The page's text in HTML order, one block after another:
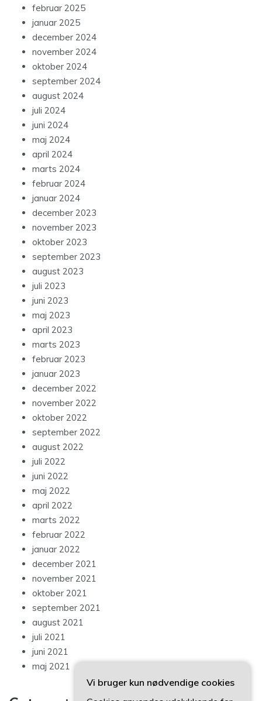
februar 2025
januar 2025
december 2024
november 2024
oktober 2024
september 2024
august 2024
juli 2024
juni 2024
maj 2024
april 2024
marts 2024
februar 2024
januar 2024
december 2023
november 2023
oktober 2023
september 2023
august 2023
juli 2023
juni 2023
maj 2023
april 2023
marts 2023
februar 2023
januar 2023
december 2022
november 2022
oktober 2022
september 2022
august 2022
juli 2022
juni 2022
maj 2022
april 2022
marts 2022
februar 2022
januar 2022
december 2021
november 2021
oktober 2021
september 2021
august 2021
juli 2021
juni 2021
maj 2021
Vi bruger kun nødvendige cookies